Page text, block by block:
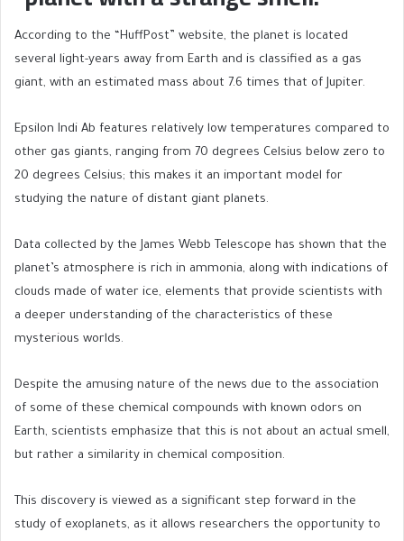
According to the “HuffPost” website, the planet is located
several light-years away from Earth and is classified as a gas
giant, with an estimated mass about 7.6 times that of Jupiter.
Epsilon Indi Ab features relatively low temperatures compared to
other gas giants, ranging from 70 degrees Celsius below zero to
20 degrees Celsius; this makes it an important model for
studying the nature of distant giant planets.
Data collected by the James Webb Telescope has shown that the
planet’s atmosphere is rich in ammonia, along with indications of
clouds made of water ice, elements that provide scientists with
a deeper understanding of the characteristics of these
mysterious worlds.
Despite the amusing nature of the news due to the association
of some of these chemical compounds with known odors on
Earth, scientists emphasize that this is not about an actual smell,
but rather a similarity in chemical composition.
This discovery is viewed as a significant step forward in the
study of exoplanets, as it allows researchers the opportunity to